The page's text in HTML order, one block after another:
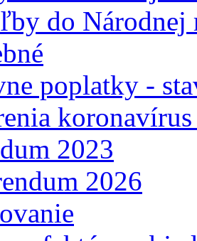
do Národnej
poplatky -
2023
2026